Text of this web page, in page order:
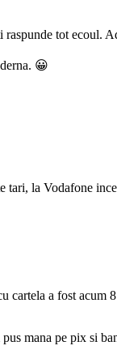
raspunde tot ecoul.
😀
tari, la Vodafone
cartela a fost acum
mana pe pix si